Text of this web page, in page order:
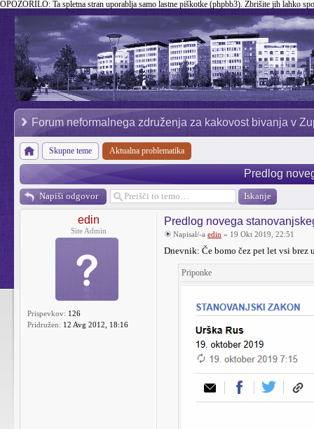
OPOZORILO: Ta spletna stran uporablja samo lastne piškotke (phpbb3). Zbrišite jih lahko
Forum neformalnega združenja za kakovost bivanja v
Skupne teme Aktualna problematika
Predlog
Napiši odgovor
edin
Site Admin
Prispevkov: 126
Pridružen: 12 Avg 2012, 18:16
Predlog novega
Napisal/-a edin » 19 Okt 2019, 22:51
Dnevnik: Če bomo čez pet let vsi brez
Priponke